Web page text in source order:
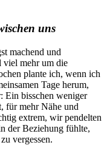
uns
machend und
viel mehr um die
plante ich, wenn ich
Tage herum,
Ein bisschen weniger
für mehr Nähe und
extrem, wir pendelten
der Beziehung fühlte,
vergessen.